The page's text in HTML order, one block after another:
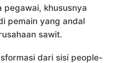
pegawai, khususnya
pemain yang andal
sawit.
dari sisi people-